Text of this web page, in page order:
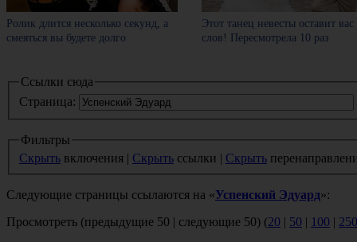
Ролик длится несколько секунд, а
смеяться вы будете долго
Этот танец невесты оставит вас
слов! Пересмотрела 10 раз
Ссылки сюда
Страница:
Фильтры
Скрыть включения | Скрыть ссылки | Скрыть
Следующие страницы ссылаются на «Успенский Эдуард»:
Просмотреть (предыдущие 50 | следующие 50) (20 | 50 | 100 | 250